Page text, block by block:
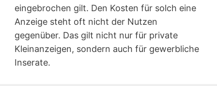
eingebrochen gilt. Den Kosten für solch eine
Anzeige steht oft nicht der Nutzen
gegenüber. Das gilt nicht nur für private
Kleinanzeigen, sondern auch für gewerbliche
Inserate.